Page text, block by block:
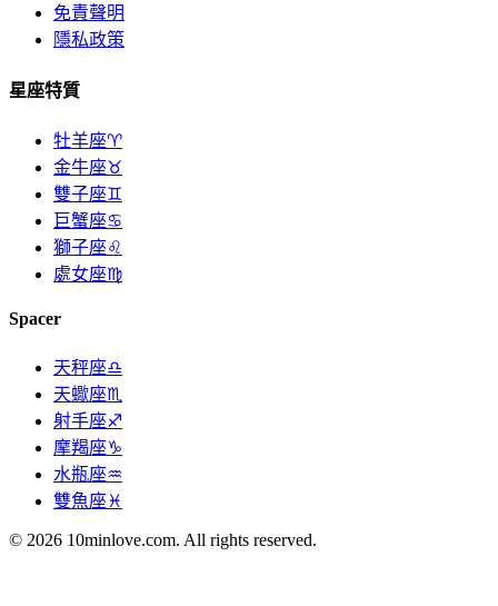
免責聲明
隱私政策
星座特質
牡羊座♈
金牛座♉
雙子座♊
巨蟹座♋
獅子座♌
處女座♍
Spacer
天秤座♎
天蠍座♏
射手座♐
摩羯座♑
水瓶座♒
雙魚座♓
© 2026 10minlove.com. All rights reserved.